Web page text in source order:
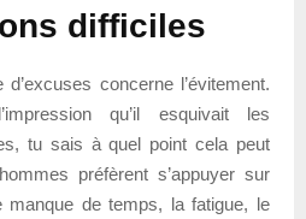
difficiles
concerne l’évitement.
qu’il esquivait les
tu sais à quel point cela peut
préfèrent s’appuyer sur
de temps, la fatigue, le